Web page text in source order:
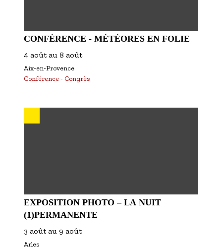
CONFÉRENCE - MÉTÉORES EN FOLIE
4 août au 8 août
Aix-en-Provence
Conférence - Congrès
EXPOSITION PHOTO – LA NUIT
(1)PERMANENTE
3 août au 9 août
Arles